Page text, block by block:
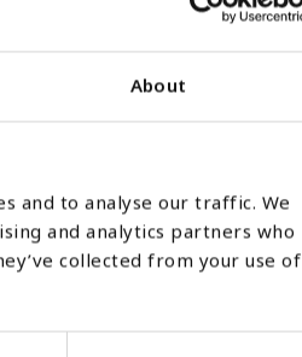
About
and to analyse our traffic. We
and analytics partners who
collected from your use of
2018